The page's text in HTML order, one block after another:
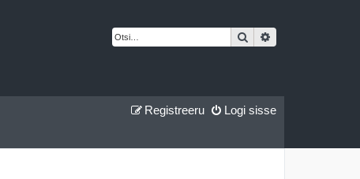
Otsi
Logi sisse
Registreeru